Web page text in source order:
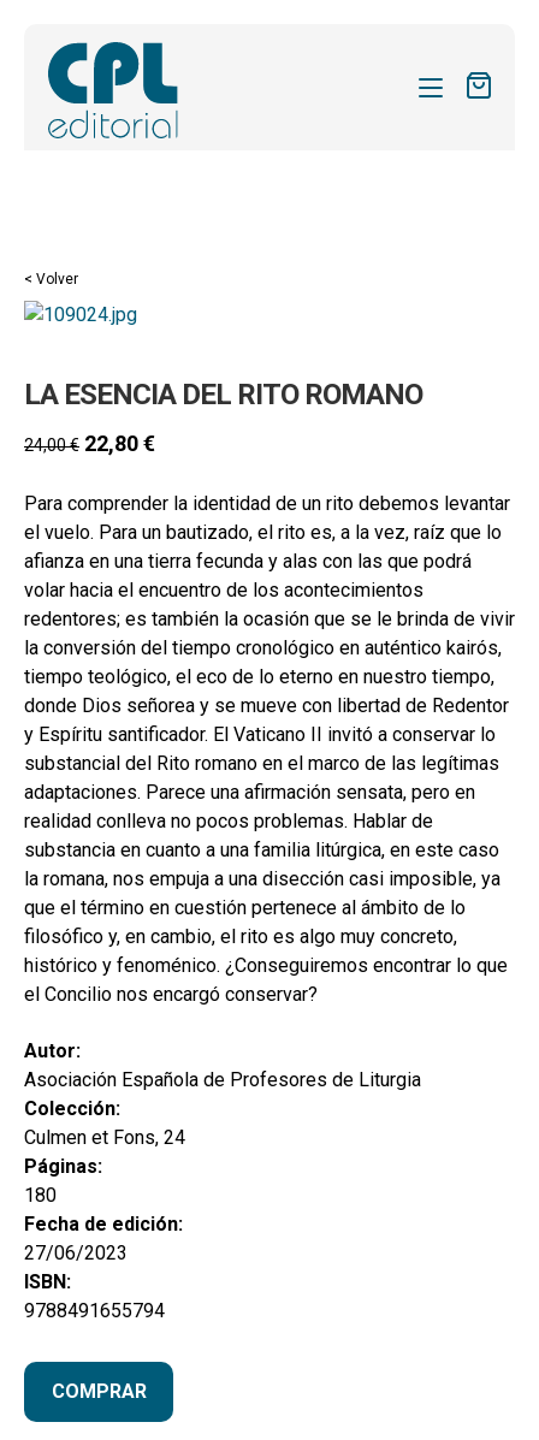
REVISTAS
FORMAS
hijo
menú
CONTACTO
MI CUENTA
BUSCAR
CAT
ESP
< Volver
LA ESENCIA DEL RITO ROMANO
24,00€ 22,80€
Para comprender la identidad de un rito debemos levantar
el vuelo. Para un bautizado, el rito es, a la vez, raíz que lo
afianza en una tierra fecunda y alas con las que podrá
volar hacia el encuentro de los acontecimientos
redentores; es también la ocasión que se le brinda de vivir
la conversión del tiempo cronológico en auténtico kairós,
tiempo teológico, el eco de lo eterno en nuestro tiempo,
donde Dios señorea y se mueve con libertad de Redentor
y Espíritu santificador. El Vaticano II invitó a conservar lo
substancial del Rito romano en el marco de las legítimas
adaptaciones. Parece una afirmación sensata, pero en
realidad conlleva no pocos problemas. Hablar de
substancia en cuanto a una familia litúrgica, en este caso
la romana, nos empuja a una disección casi imposible, ya
que el término en cuestión pertenece al ámbito de lo
filosófico y, en cambio, el rito es algo muy concreto,
histórico y fenoménico. ¿Conseguiremos encontrar lo que
el Concilio nos encargó conservar?
Autor:
Asociación Española de Profesores de Liturgia
Colección:
Culmen et Fons, 24
Páginas:
180
Fecha de edición:
27/06/2023
ISBN:
9788491655794
COMPRAR